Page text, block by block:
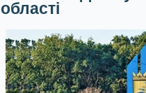
області